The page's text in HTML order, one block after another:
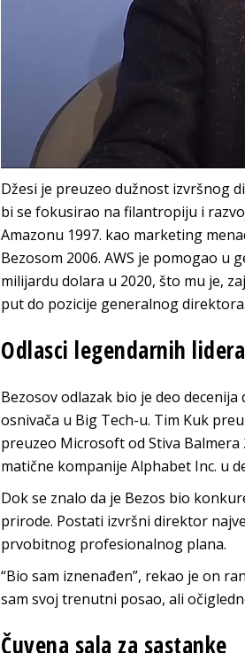
Džesi je preuzeo dužnost izvršnog
bi se fokusirao na filantropiju i
Amazonu 1997. kao marketing
Bezosom 2006. AWS je pomogao u
milijardu dolara u 2020, što mu je,
put do pozicije generalnog direktora.
Odlasci legendarnih lidera
Bezosov odlazak bio je deo
osnivača u Big Tech-u. Tim Kuk
preuzeo Microsoft od Stiva
matične kompanije Alphabet Inc. u
Dok se znalo da je Bezos bio
prirode. Postati izvršni direktor
prvobitnog profesionalnog plana.
“Bio sam iznenađen”, rekao je on
sam svoj trenutni posao, ali
Čuvena sala za sastanke